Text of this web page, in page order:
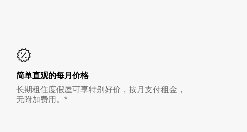
简单直观的每月价格
长期租住度假屋可享特别好价，按月支付租金，
无附加费用。*